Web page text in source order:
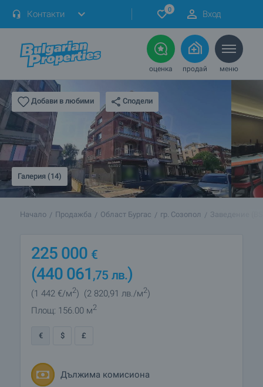
Контакти 0 Вход
оценка продай меню
Добави в любими Сподели
Галерия (14)
Начало Продажба Област Бургас гр. Созопол Заведение
225 000 €
(440 061 ,75 лв.)
(1 442 €/м2) (2 820,91 лв./м2)
Площ: 156.00 м2
€ $ £
Дължима комисиона